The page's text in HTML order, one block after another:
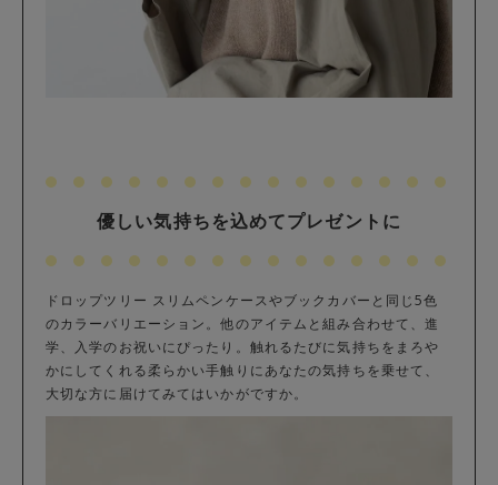
優しい気持ちを込めてプレゼントに
ドロップツリー スリムペンケースやブックカバーと同じ5色
のカラーバリエーション。他のアイテムと組み合わせて、進
学、入学のお祝いにぴったり。触れるたびに気持ちをまろや
かにしてくれる柔らかい手触りにあなたの気持ちを乗せて、
大切な方に届けてみてはいかがですか。